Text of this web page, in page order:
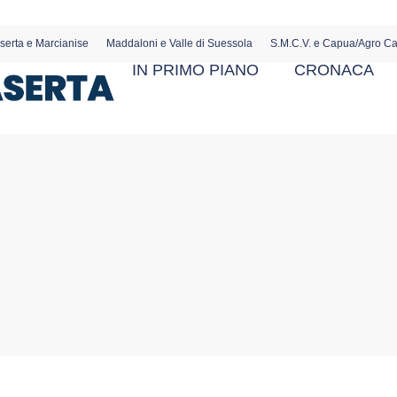
e Marcianise Maddaloni e Valle di Suessola S.M.C.V. e Capua/Agro
IN PRIMO PIANO CRONACA